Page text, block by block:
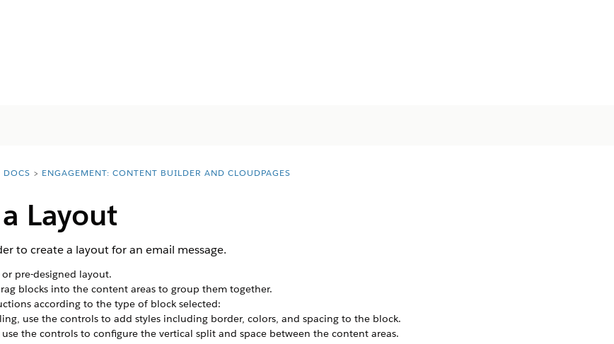
DOCS ENGAGEMENT: CONTENT BUILDER AND CLOUDPAGES
Layout
to create a layout for an email message.
pre-designed layout.
blocks into the content areas to group them together.
according to the type of block selected:
use the controls to add styles including border, colors, and spacing to the block.
use the controls to configure the vertical split and space between the content areas.